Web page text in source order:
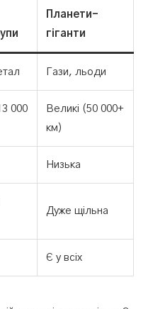
Планети-
гіганти
Гази, льоди
000
Великі (50 000+
км)
Низька
Дуже щільна
Є у всіх